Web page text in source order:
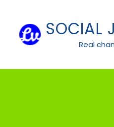
content
SOCIAL
Real